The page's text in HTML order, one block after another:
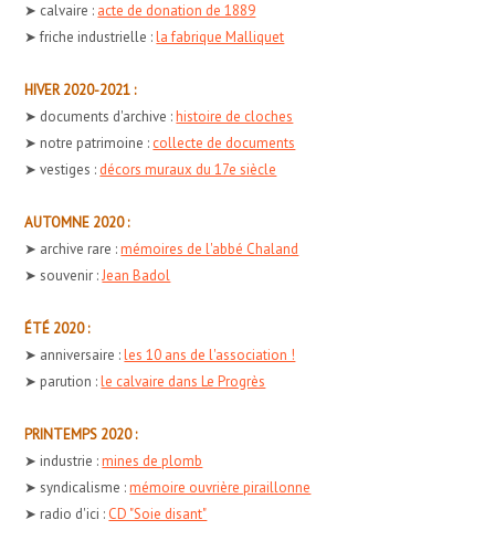
➤ calvaire : acte de donation de 1889
➤ friche industrielle :la fabrique Malliquet
HIVER 2020-2021 :
➤ documents d'archive :histoire de cloches
➤ notre patrimoine : collecte de documents
➤ vestiges : décors muraux du 17e siècle
AUTOMNE 2020 :
➤ archive rare :mémoires de l'abbé Chaland
➤ souvenir :Jean Badol
ÉTÉ 2020 :
➤ anniversaire :les 10 ans de l'association !
➤ parution :le calvaire dans Le Progrès
PRINTEMPS 2020 :
➤ industrie :mines de plomb
➤ syndicalisme :mémoire ouvrière piraillonne
➤ radio d'ici : CD "Soie disant"